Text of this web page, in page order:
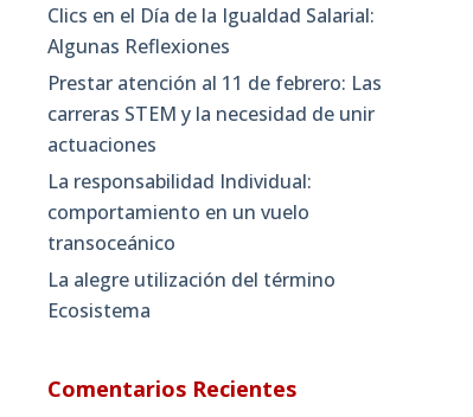
Clics en el Día de la Igualdad Salarial:
Algunas Reflexiones
Prestar atención al 11 de febrero: Las
carreras STEM y la necesidad de unir
actuaciones
La responsabilidad Individual:
comportamiento en un vuelo
transoceánico
La alegre utilización del término
Ecosistema
Comentarios Recientes